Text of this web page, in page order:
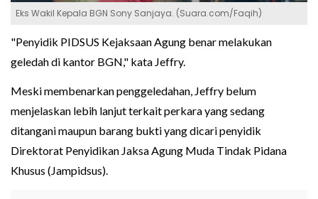
Eks Wakil Kepala BGN Sony Sanjaya. (Suara.com/Faqih)
"Penyidik PIDSUS Kejaksaan Agung benar melakukan
geledah di kantor BGN," kata Jeffry.
Meski membenarkan penggeledahan, Jeffry belum
menjelaskan lebih lanjut terkait perkara yang sedang
ditangani maupun barang bukti yang dicari penyidik
Direktorat Penyidikan Jaksa Agung Muda Tindak Pidana
Khusus (Jampidsus).